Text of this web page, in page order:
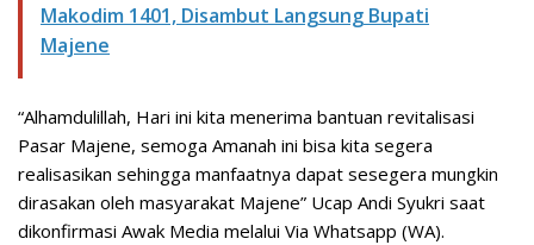
Makodim 1401, Disambut Langsung Bupati
Majene
“Alhamdulillah, Hari ini kita menerima bantuan revitalisasi
Pasar Majene, semoga Amanah ini bisa kita segera
realisasikan sehingga manfaatnya dapat sesegera mungkin
dirasakan oleh masyarakat Majene” Ucap Andi Syukri saat
dikonfirmasi Awak Media melalui Via Whatsapp (WA).